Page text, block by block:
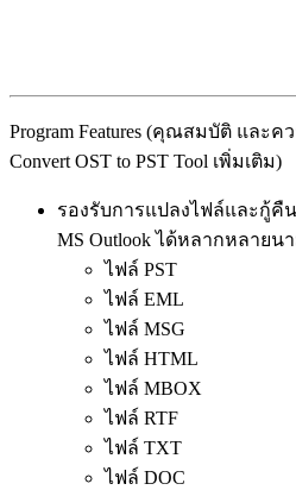
Program Features (คุณสมบัติ และ
Convert OST to PST Tool เพิ่มเติม)
รองรับการแปลงไฟล์และกู้
MS Outlook ได้หลากหลายน
ไฟล์ PST
ไฟล์ EML
ไฟล์ MSG
ไฟล์ HTML
ไฟล์ MBOX
ไฟล์ RTF
ไฟล์ TXT
ไฟล์ DOC